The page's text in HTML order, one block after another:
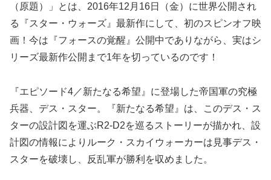
（原題）」とは、2016年12月16日（金）に世界公開され
る『スター・ウォーズ』最新作にして、初のスピンオフ映
画！今は『フォースの覚醒』公開中でありながら、実はシ
リーズ最新作公開まで1年を切っているのです！
『エピソード4／新たなる希望』に登場した帝国軍の究極
兵器、デス・スター。『新たなる希望』は、このデス・ス
ターの設計図を運ぶR2-D2を巡るストーリーが描かれ、設
計図の情報によりルーク・スカイウォーカーは見事デス・
スターを破壊し、反乱軍が勝利を収めました。